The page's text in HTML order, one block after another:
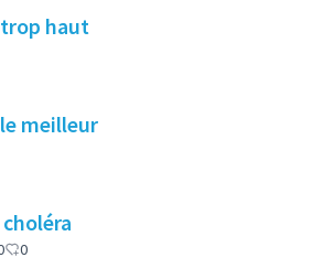
Pas trop haut
meilleur
0